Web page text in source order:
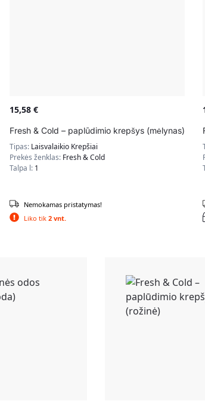
15,58 €
Fresh & Cold – paplūdimio krepšys (mėlynas)
Tipas: Laisvalaikio Krepšiai
Prekės ženklas: Fresh & Cold
Talpa l: 1
Liko tik 2 vnt.
Nemokamas pristatymas!